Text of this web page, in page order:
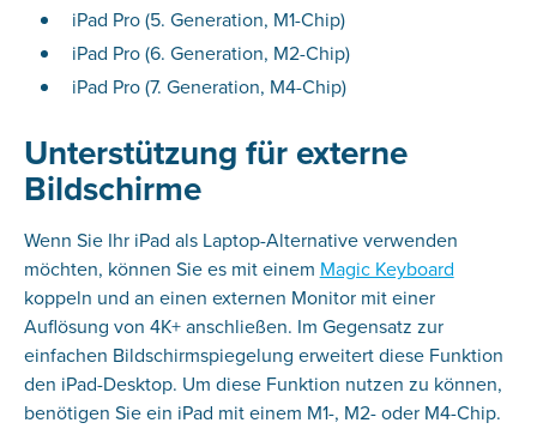
iPad Pro (5. Generation, M1-Chip)
iPad Pro (6. Generation, M2-Chip)
iPad Pro (7. Generation, M4-Chip)
Unterstützung für externe
Bildschirme
Wenn Sie Ihr iPad als Laptop-Alternative verwenden
möchten, können Sie es mit einem Magic Keyboard
koppeln und an einen externen Monitor mit einer
Auflösung von 4K+ anschließen. Im Gegensatz zur
einfachen Bildschirmspiegelung erweitert diese Funktion
den iPad-Desktop. Um diese Funktion nutzen zu können,
benötigen Sie ein iPad mit einem M1-, M2- oder M4-Chip.